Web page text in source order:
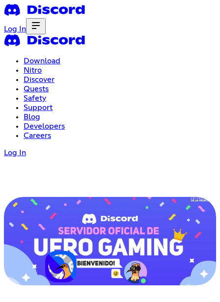
Log In
Download
Nitro
Discover
Quests
Safety
Support
Blog
Developers
Careers
Log In